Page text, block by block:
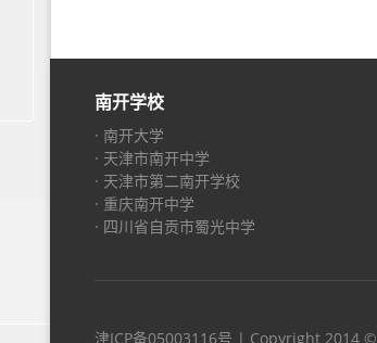
南开学校
· 南开大学
· 天津市南开中学
· 天津市第二南开学校
· 重庆南开中学
· 四川省自贡市蜀光中学
津ICP备05003116号 | Copyright 2014 ©